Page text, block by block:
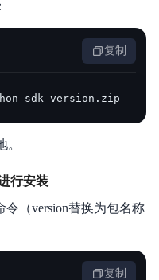
复制
sdk-version.zip
行安装
（version替换为包名称
复制